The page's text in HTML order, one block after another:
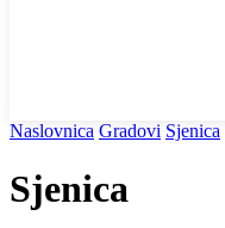
Naslovnica Gradovi Sjenica
Sjenica